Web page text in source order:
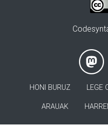
HONI BURUZ LEGE
ARAUAK